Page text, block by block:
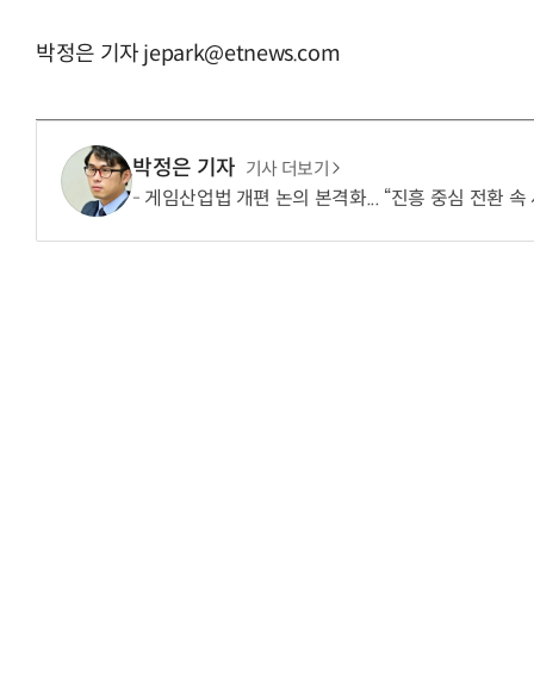
박정은 기자 jepark@etnews.com
박정은 기자 기사 더보기
게임산업법 개편 논의 본격화... “진흥 중심 전환 속